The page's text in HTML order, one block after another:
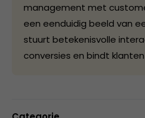
management met
een eenduidig beeld van
stuurt betekenisvolle
conversies en bindt